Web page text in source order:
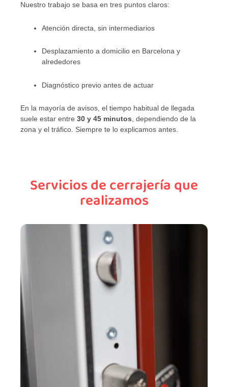
Nuestro trabajo se basa en tres puntos claros:
Atención directa, sin intermediarios
Desplazamiento a domicilio en Barcelona y
alrededores
Diagnóstico previo antes de actuar
En la mayoría de avisos, el tiempo habitual de llegada
suele estar entre 30 y 45 minutos, dependiendo de la
zona y el tráfico. Siempre te lo explicamos antes.
Servicios de cerrajería que
realizamos